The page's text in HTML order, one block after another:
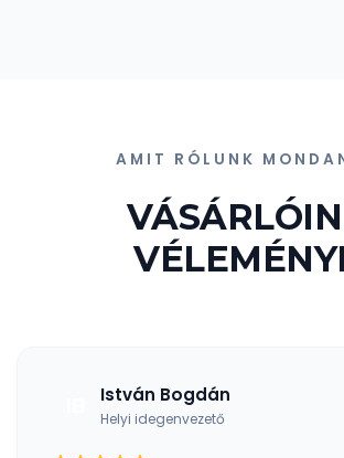
AMIT RÓLUNK
István Bogdán
Helyi idegenvezető